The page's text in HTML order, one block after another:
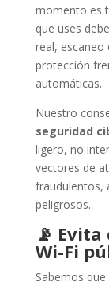
momento es
que uses
real,
protección
automáticas.
Nuestro
seguridad
ligero, no
vectores de
fraudulentos,
peligrosos.
📡 Evita
Wi-Fi
Sabemos